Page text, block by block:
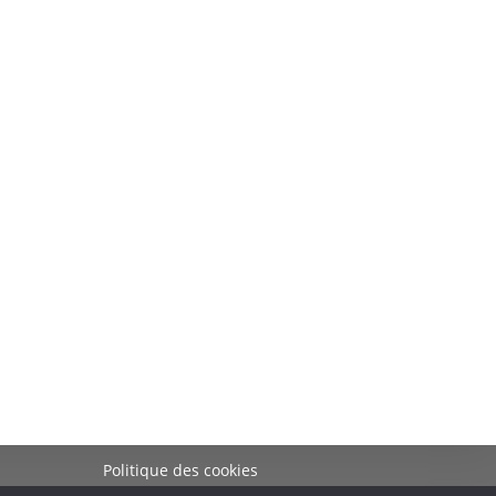
Politique des cookies